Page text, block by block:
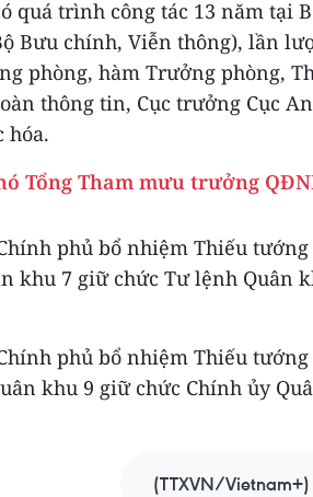
quá trình công tác 13 năm tại
Bưu chính, Viễn thông), lần
phòng, hàm Trưởng phòng,
thông tin, Cục trưởng Cục An
hóa.
Tổng Tham mưu trưởng
phủ bổ nhiệm Thiếu tướng
khu 7 giữ chức Tư lệnh Quân
phủ bổ nhiệm Thiếu tướng
khu 9 giữ chức Chính ủy
(TTXVN/Vietnam+)